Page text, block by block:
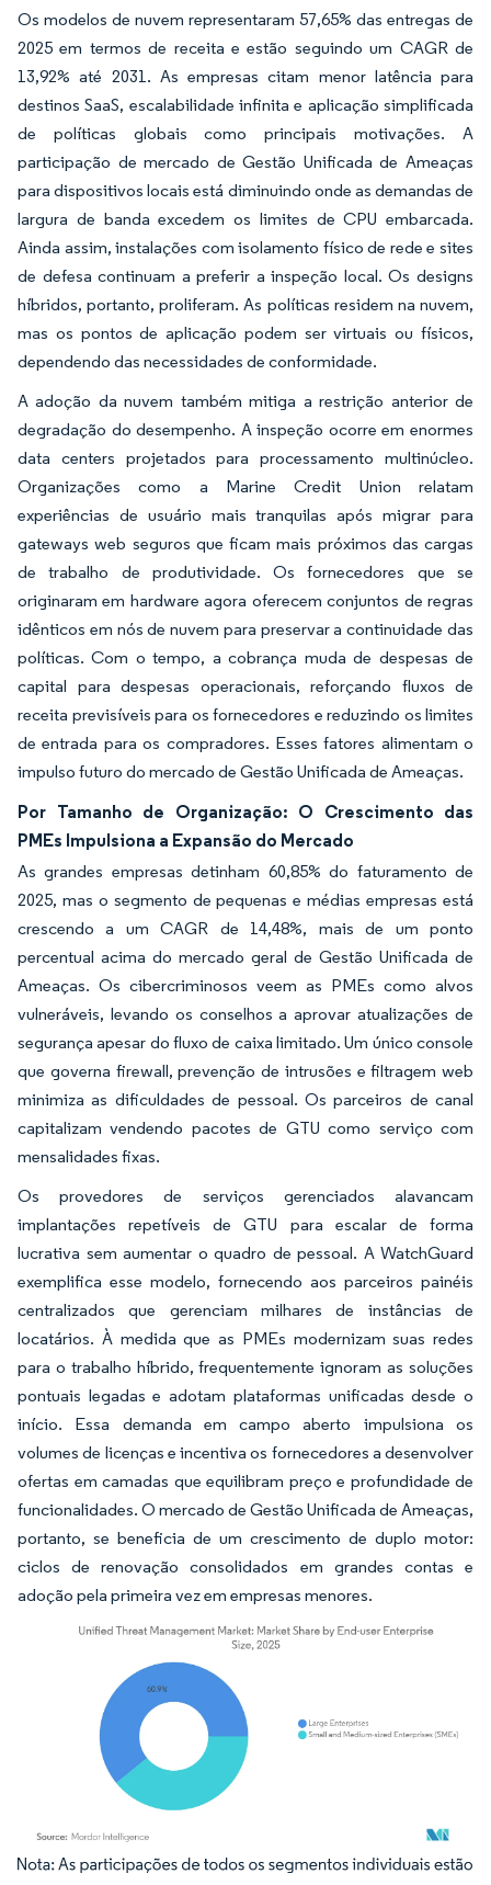
Os modelos de nuvem representaram 57,65% das entregas de
2025 em termos de receita e estão seguindo um CAGR de
13,92% até 2031. As empresas citam menor latência para
destinos SaaS, escalabilidade infinita e aplicação simplificada
de políticas globais como principais motivações. A
participação de mercado de Gestão Unificada de Ameaças
para dispositivos locais está diminuindo onde as demandas de
largura de banda excedem os limites de CPU embarcada.
Ainda assim, instalações com isolamento físico de rede e sites
de defesa continuam a preferir a inspeção local. Os designs
híbridos, portanto, proliferam. As políticas residem na nuvem,
mas os pontos de aplicação podem ser virtuais ou físicos,
dependendo das necessidades de conformidade.
A adoção da nuvem também mitiga a restrição anterior de
degradação do desempenho. A inspeção ocorre em enormes
data centers projetados para processamento multinúcleo.
Organizações como a Marine Credit Union relatam
experiências de usuário mais tranquilas após migrar para
gateways web seguros que ficam mais próximos das cargas
de trabalho de produtividade. Os fornecedores que se
originaram em hardware agora oferecem conjuntos de regras
idênticos em nós de nuvem para preservar a continuidade das
políticas. Com o tempo, a cobrança muda de despesas de
capital para despesas operacionais, reforçando fluxos de
receita previsíveis para os fornecedores e reduzindo os limites
de entrada para os compradores. Esses fatores alimentam o
impulso futuro do mercado de Gestão Unificada de Ameaças.
Por Tamanho de Organização: O Crescimento das
PMEs Impulsiona a Expansão do Mercado
As grandes empresas detinham 60,85% do faturamento de
2025, mas o segmento de pequenas e médias empresas está
crescendo a um CAGR de 14,48%, mais de um ponto
percentual acima do mercado geral de Gestão Unificada de
Ameaças. Os cibercriminosos veem as PMEs como alvos
vulneráveis, levando os conselhos a aprovar atualizações de
segurança apesar do fluxo de caixa limitado. Um único console
que governa firewall, prevenção de intrusões e filtragem web
minimiza as dificuldades de pessoal. Os parceiros de canal
capitalizam vendendo pacotes de GTU como serviço com
mensalidades fixas.
Os provedores de serviços gerenciados alavancam
implantações repetíveis de GTU para escalar de forma
lucrativa sem aumentar o quadro de pessoal. A WatchGuard
exemplifica esse modelo, fornecendo aos parceiros painéis
centralizados que gerenciam milhares de instâncias de
locatários. À medida que as PMEs modernizam suas redes
para o trabalho híbrido, frequentemente ignoram as soluções
pontuais legadas e adotam plataformas unificadas desde o
início. Essa demanda em campo aberto impulsiona os
volumes de licenças e incentiva os fornecedores a desenvolver
ofertas em camadas que equilibram preço e profundidade de
funcionalidades. O mercado de Gestão Unificada de Ameaças,
portanto, se beneficia de um crescimento de duplo motor:
ciclos de renovação consolidados em grandes contas e
adoção pela primeira vez em empresas menores.
Imagem © Mordor Intelligence. O reuso requer atribuição conforme CC BY 4.0.